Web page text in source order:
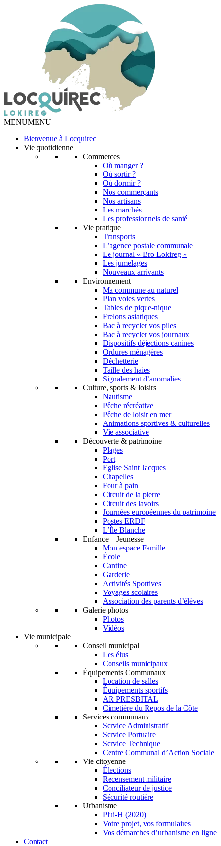
MENUMENU
Bienvenue à Locquirec
Vie quotidienne
Commerces
Où manger ?
Où sortir ?
Où dormir ?
Nos commerçants
Nos artisans
Les marchés
Les professionnels de santé
Vie pratique
Transports
L’agence postale communale
Le journal « Bro Lokireg »
Les jumelages
Nouveaux arrivants
Environnement
Ma commune au naturel
Plan voies vertes
Tables de pique-nique
Frelons asiatiques
Bac à recycler vos piles
Bac à recycler vos journaux
Dispositifs déjections canines
Ordures ménagères
Déchetterie
Taille des haies
Signalement d’anomalies
Culture, sports & loisirs
Nautisme
Pêche récréative
Pêche de loisir en mer
Animations sportives & culturelles
Vie associative
Découverte & patrimoine
Plages
Port
Eglise Saint Jacques
Chapelles
Four à pain
Circuit de la pierre
Circuit des lavoirs
Journées européennes du patrimoine
Postes ERDF
L’Île Blanche
Enfance – Jeunesse
Mon espace Famille
École
Cantine
Garderie
Activités Sportives
Voyages scolaires
Association des parents d’élèves
Galerie photos
Photos
Vidéos
Vie municipale
Conseil municipal
Les élus
Conseils municipaux
Équipements Communaux
Location de salles
Équipements sportifs
AR PRESBITAL
Cimetière du Repos de la Côte
Services communaux
Service Administratif
Service Portuaire
Service Technique
Centre Communal d’Action Sociale
Vie citoyenne
Élections
Recensement militaire
Conciliateur de justice
Sécurité routière
Urbanisme
Plui-H (2020)
Votre projet, vos formulaires
Vos démarches d’urbanisme en ligne
Contact